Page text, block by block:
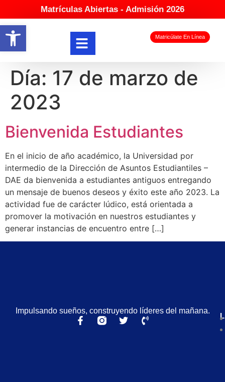
Matrículas Abiertas - Admisión 2026
Matricúlate En Línea
Día: 17 de marzo de
2023
Bienvenida Estudiantes
En el inicio de año académico, la Universidad por
intermedio de la Dirección de Asuntos Estudiantiles –
DAE da bienvenida a estudiantes antiguos entregando
un mensaje de buenos deseos y éxito este año 2023. La
actividad fue de carácter lúdico, está orientada a
promover la motivación en nuestros estudiantes y
generar instancias de encuentro entre […]
Impulsando sueños, construyendo líderes del mañana.
Abrir barra de herramientas